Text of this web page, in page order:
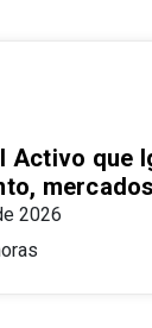
Activo que
2026